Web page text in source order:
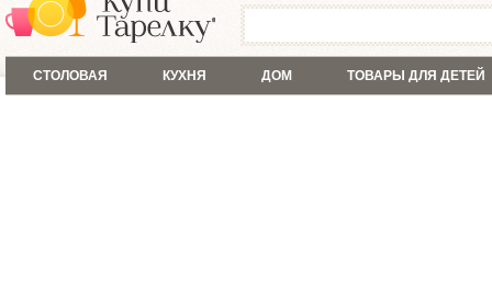
СТОЛОВАЯ КУХНЯ ДОМ ТОВАРЫ ДЛЯ ДЕТЕЙ